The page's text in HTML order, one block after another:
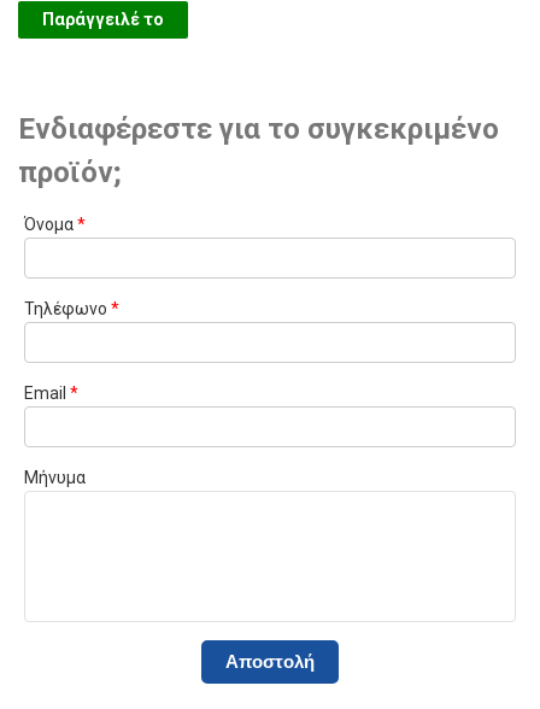
Παράγγειλέ το
Ενδιαφέρεστε για το συγκεκριμένο
προϊόν;
Όνομα*
Τηλέφωνο *
Email *
Μήνυμα